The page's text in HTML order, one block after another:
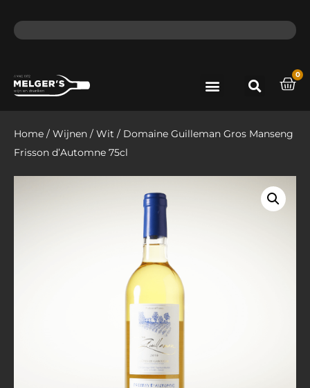
0
Home / Wijnen / Wit / Domaine Guilleman Gros Manseng
Frisson d’Automne 75cl